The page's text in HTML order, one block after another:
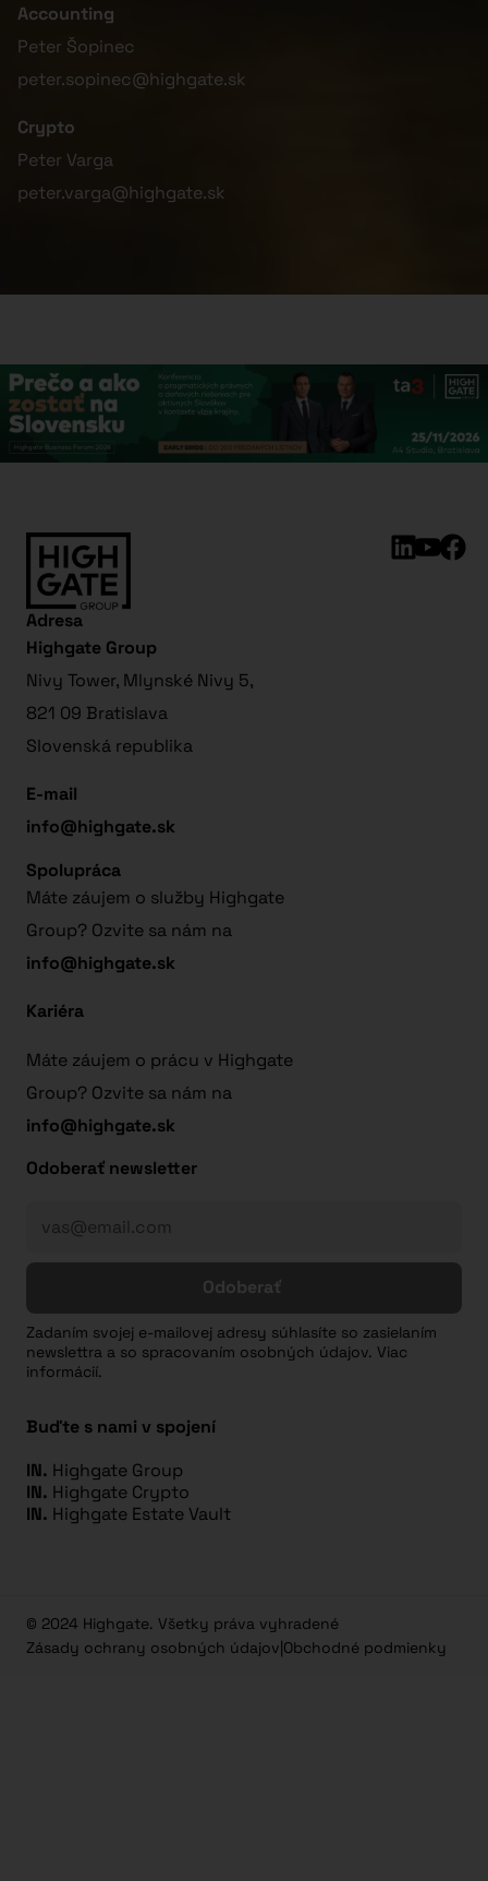
Accounting
Peter Šopinec
peter.sopinec@highgate.sk
Crypto
Peter Varga
peter.varga@highgate.sk
Adresa
Highgate Group
Nivy Tower, Mlynské Nivy 5,
821 09 Bratislava
Slovenská republika
E-mail
info@highgate.sk
Spolupráca
Máte záujem o služby Highgate
Group? Ozvite sa nám na
info@highgate.sk
Kariéra
Máte záujem o prácu v Highgate
Group? Ozvite sa nám na
info@highgate.sk
Odoberať newsletter
Odoberať
Zadaním svojej e-mailovej adresy súhlasíte so zasielaním
newslettra a so spracovaním osobných údajov. Viac
informácií.
Buďte s nami v spojení
IN. Highgate Group
IN. Highgate Crypto
IN. Highgate Estate Vault
© 2024 Highgate. Všetky práva vyhradené
Zásady ochrany osobných údajov|Obchodné podmienky